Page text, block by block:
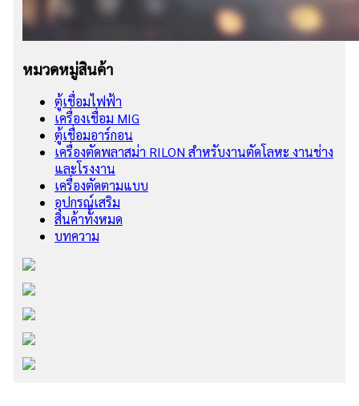
หมวดหมู่สินค้า
ตู้เชื่อมไฟฟ้า
เครื่องเชื่อม MIG
ตู้เชื่อมอาร์กอน
เครื่องตัดพลาสม่า RILON สำหรับงานตัดโลหะ งานช่าง
และโรงงาน
เครื่องตัดตามแบบ
อุปกรณ์เสริม
สินค้าทั้งหมด
บทความ